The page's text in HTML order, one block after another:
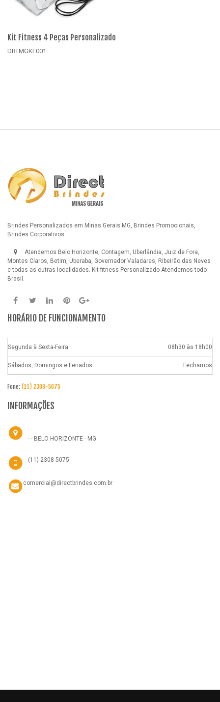
Kit Fitness 4 Peças Personalizado
DRTMGKF001
Brindes Personalizados em Minas Gerais MG, Brindes Promocionais,
Brindes Corporativos
Atendemos Belo Horizonte, Contagem, Uberlândia, Juiz de Fora,
Montes Claros, Betim, Uberaba, Governador Valadares, Ribeirão das Neves
e todas as outras localidades. Kit fitness Personalizado Atendemos todo
Brasil.
HORÁRIO DE FUNCIONAMENTO
Segunda à Sexta-Feira: 08h30 às 18h00
Sábados, Domingos e Feriados: Fechamos
Fone: (11) 2308-5075
INFORMAÇÕES
- - BELO HORIZONTE - MG
(11) 2308-5075
comercial@directbrindes.com.br